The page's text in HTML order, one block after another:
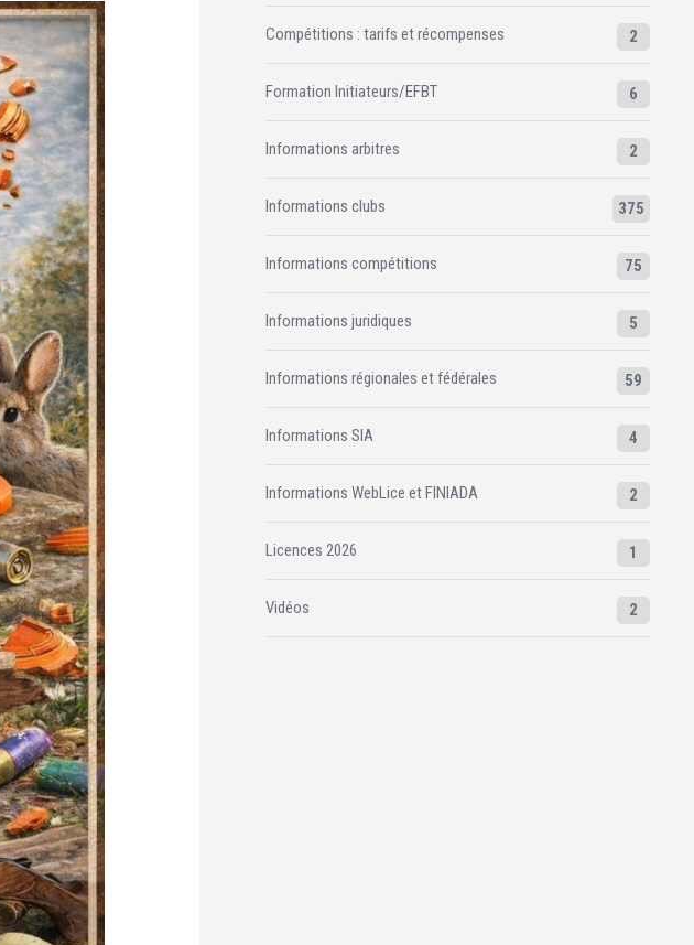
Compétitions : tarifs et récompenses 2
Formation Initiateurs/EFBT 6
Informations arbitres 2
Informations clubs 375
Informations compétitions 75
Informations juridiques 5
Informations régionales et fédérales 59
Informations SIA 4
Informations WebLice et FINIADA 2
Licences 2026 1
Vidéos 2